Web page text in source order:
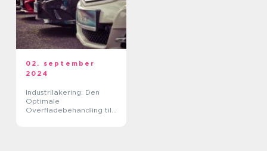
02. september
2024
Industrilakering: Den
Optimale
Overfladebehandling til